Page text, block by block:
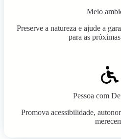
Meio
Preserve a natureza e ajude a
para as
Pessoa com
Promova acessibilidade,